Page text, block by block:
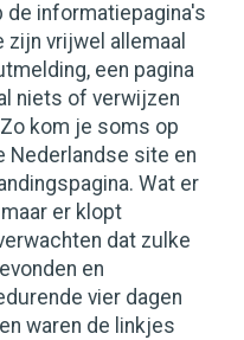
informatiepagina's
zijn vrijwel allemaal
een pagina
niets of verwijzen
kom je soms op
Nederlandse site en
Wat er
er klopt
dat zulke
en
vier dagen
waren de linkjes